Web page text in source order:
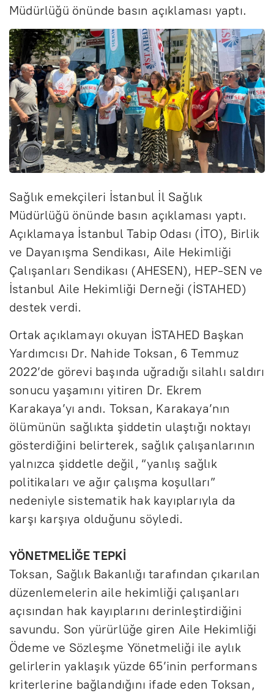
Müdürlüğü önünde basın açıklaması yaptı.
Sağlık emekçileri İstanbul İl Sağlık
Müdürlüğü önünde basın açıklaması yaptı.
Açıklamaya İstanbul Tabip Odası (İTO), Birlik
ve Dayanışma Sendikası, Aile Hekimliği
Çalışanları Sendikası (AHESEN), HEP-SEN ve
İstanbul Aile Hekimliği Derneği (İSTAHED)
destek verdi.
Ortak açıklamayı okuyan İSTAHED Başkan
Yardımcısı Dr. Nahide Toksan, 6 Temmuz
2022’de görevi başında uğradığı silahlı saldırı
sonucu yaşamını yitiren Dr. Ekrem
Karakaya’yı andı. Toksan, Karakaya’nın
ölümünün sağlıkta şiddetin ulaştığı noktayı
gösterdiğini belirterek, sağlık çalışanlarının
yalnızca şiddetle değil, “yanlış sağlık
politikaları ve ağır çalışma koşulları”
nedeniyle sistematik hak kayıplarıyla da
karşı karşıya olduğunu söyledi.
YÖNETMELİĞE TEPKİ
Toksan, Sağlık Bakanlığı tarafından çıkarılan
düzenlemelerin aile hekimliği çalışanları
açısından hak kayıplarını derinleştirdiğini
savundu. Son yürürlüğe giren Aile Hekimliği
Ödeme ve Sözleşme Yönetmeliği ile aylık
gelirlerin yaklaşık yüzde 65’inin performans
kriterlerine bağlandığını ifade eden Toksan,